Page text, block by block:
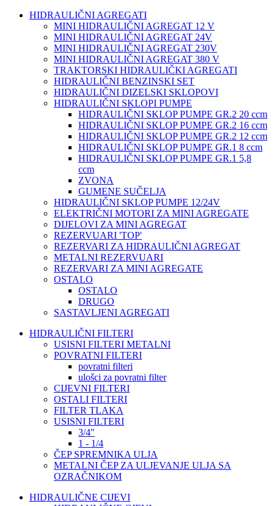
HIDRAULIČNI AGREGATI
MINI HIDRAULIČNI AGREGAT 12 V
MINI HIDRAULIČNI AGREGAT 24V
MINI HIDRAULIČNI AGREGAT 230V
MINI HIDRAULIČNI AGREGAT 380 V
TRAKTORSKI HIDRAULIČKI AGREGATI
HIDRAULIČNI BENZINSKI SET
HIDRAULIČNI DIZELSKI SKLOPOVI
HIDRAULIČNI SKLOPI PUMPE
HIDRAULIČNI SKLOP PUMPE GR.2 20 ccm
HIDRAULIČNI SKLOP PUMPE GR.2 16 ccm
HIDRAULIČNI SKLOP PUMPE GR.2 12 ccm
HIDRAULIČNI SKLOP PUMPE GR.1 8 ccm
HIDRAULIČNI SKLOP PUMPE GR.1 5,8
ccm
ZVONA
GUMENE SUČELJA
HIDRAULIČNI SKLOP PUMPE 12/24V
ELEKTRIČNI MOTORI ZA MINI AGREGATE
DIJELOVI ZA MINI AGREGAT
REZERVUARI 'TOP'
REZERVARI ZA HIDRAULIČNI AGREGAT
METALNI REZERVUARI
REZERVARI ZA MINI AGREGATE
OSTALO
OSTALO
DRUGO
SASTAVLJENI AGREGATI
HIDRAULIČNI FILTERI
USISNI FILTERI METALNI
POVRATNI FILTERI
povratni filteri
ulošci za povratni filter
CIJEVNI FILTERI
OSTALI FILTERI
FILTER TLAKA
USISNI FILTERI
3/4"
1 - 1/4
ČEP SPREMNIKA ULJA
METALNI ČEP ZA ULJEVANJE ULJA SA
OZRAČNIKOM
HIDRAULIČNE CIJEVI